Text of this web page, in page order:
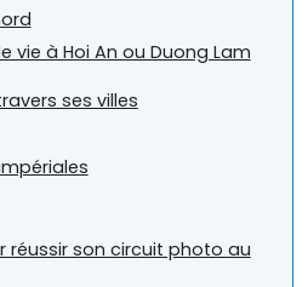
vie à Hoi An ou Duong Lam
ses villes
réussir son circuit photo au